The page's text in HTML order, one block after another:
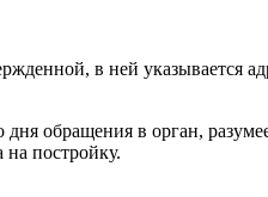
в ней указывается
обращения в орган,
постройку.